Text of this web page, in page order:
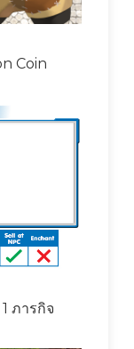
Coin
ภารกิจ